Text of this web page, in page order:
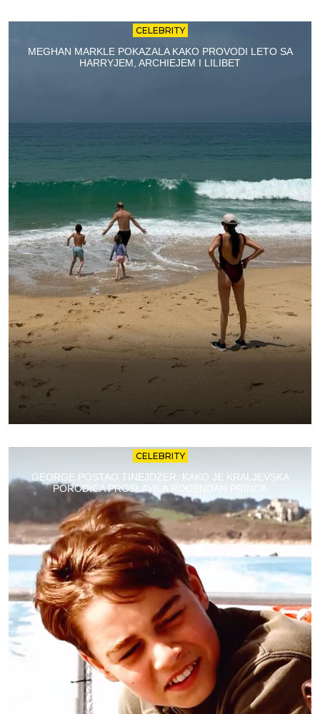
CELEBRITY
MEGHAN MARKLE POKAZALA KAKO PROVODI LETO SA
HARRYJEM, ARCHIEJEM I LILIBET
CELEBRITY
GEORGE POSTAO TINEJDŽER: KAKO JE KRALJEVSKA
PORODICA PROSLAVILA ROĐENDAN PRINCA